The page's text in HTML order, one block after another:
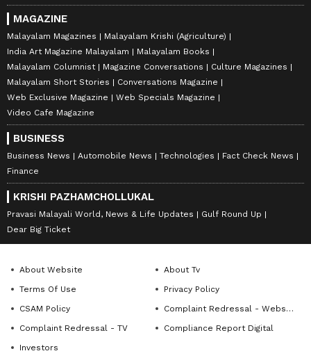
MAGAZINE
Malayalam Magazines
Malayalam Krishi (Agriculture)
India Art Magazine Malayalam
Malayalam Books
Malayalam Columnist
Magazine Conversations
Culture Magazines
Malayalam Short Stories
Conversations Magazine
Web Exclusive Magazine
Web Specials Magazine
Video Cafe Magazine
BUSINESS
Business News Automobile News Technologies
Fact Check News
Finance
KRISHI PAZHAMCHOLLUKAL
Pravasi Malayali World, News & Life Updates
Gulf Round Up
Dear Big Ticket
About Website
About Tv
Terms Of Use
Privacy Policy
CSAM Policy
Complaint Redressal - Website
Complaint Redressal - TV
Compliance Report Digital
Investors